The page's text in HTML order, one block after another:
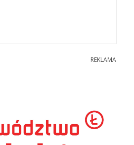
REKLAMA